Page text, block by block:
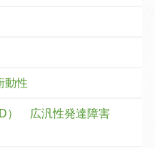
性
） 広汎性発達障害